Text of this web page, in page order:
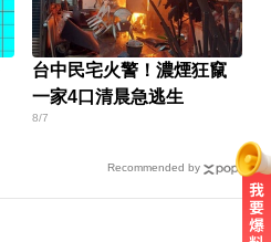
台中民宅火警！濃煙狂竄
一家4口清晨急逃生
8/7
Recommended by